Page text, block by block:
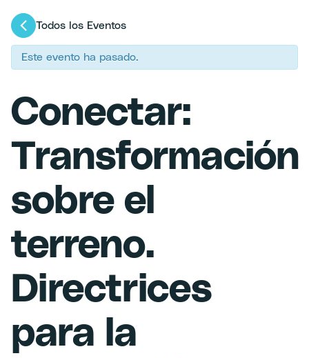
Todos los Eventos
Este evento ha pasado.
Conectar:
Transformación
sobre el
terreno.
Directrices
para la